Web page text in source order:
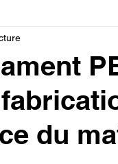
Formation
du